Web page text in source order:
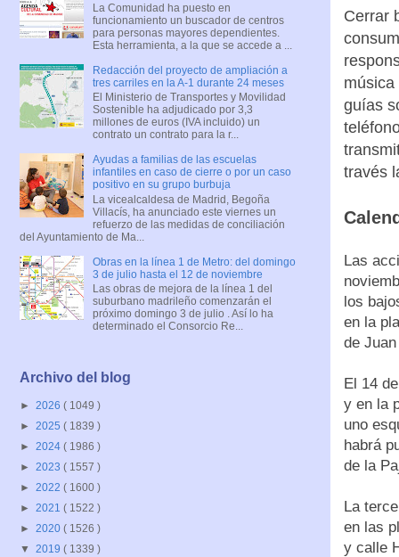
Cerrar
guías
través
Las
los
en la
de
El 14
y en la
uno
habrá
de la
La
en las
y calle
La Comunidad ha puesto en
funcionamiento un buscador de centros
para personas mayores dependientes.
Esta herramienta, a la que se accede a ...
Redacción del proyecto de ampliación a
tres carriles en la A-1 durante 24 meses
El Ministerio de Transportes y Movilidad
Sostenible ha adjudicado por 3,3
millones de euros (IVA incluido) un
contrato un contrato para la r...
Ayudas a familias de las escuelas
infantiles en caso de cierre o por un caso
positivo en su grupo burbuja
La vicealcaldesa de Madrid, Begoña
Villacís, ha anunciado este viernes un
refuerzo de las medidas de conciliación
del Ayuntamiento de Ma...
Obras en la línea 1 de Metro: del domingo
3 de julio hasta el 12 de noviembre
Las obras de mejora de la línea 1 del
suburbano madrileño comenzarán el
próximo domingo 3 de julio . Así lo ha
determinado el Consorcio Re...
Archivo del blog
► 2026 ( 1049 )
► 2025 ( 1839 )
► 2024 ( 1986 )
► 2023 ( 1557 )
► 2022 ( 1600 )
► 2021 ( 1522 )
► 2020 ( 1526 )
▼ 2019 ( 1339 )